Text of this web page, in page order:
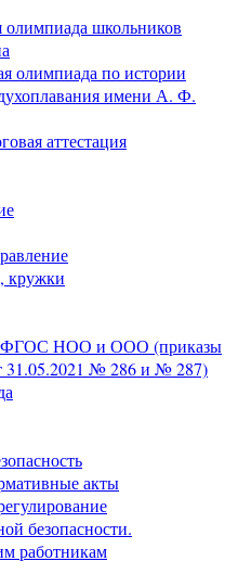
олимпиада школьников
олимпиада по истории
имени А. Ф.
аттестация
кружки
ФГОС НОО и ООО (приказы
31.05.2021 № 286 и № 287)
акты
безопасности.
работникам